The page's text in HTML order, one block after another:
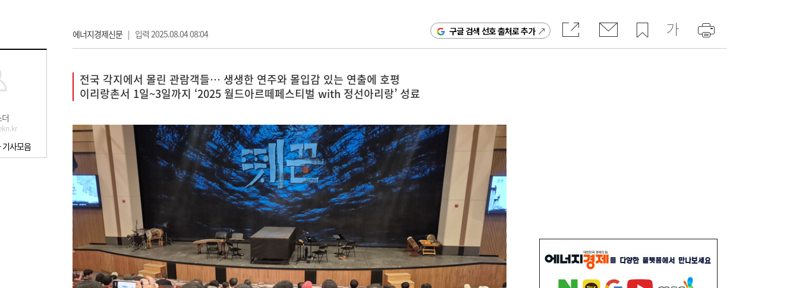
사모음
에너지경제신문| 입력 2025.08.04 08:04 구글 검색 선호 출처로 추가
전국 각지에서 몰린 관람객들… 생생한 연주와 몰입감 있는 연출에 호평
이리랑촌서 1일~3일까지 ‘2025 월드아르떼페스티벌 with 정선아리랑’ 성료
고 잡지 일간베스트 10위
“3조 던진 외국인, 3조 받은 개미”...삼전닉
스, 하루 새 ‘와르르’